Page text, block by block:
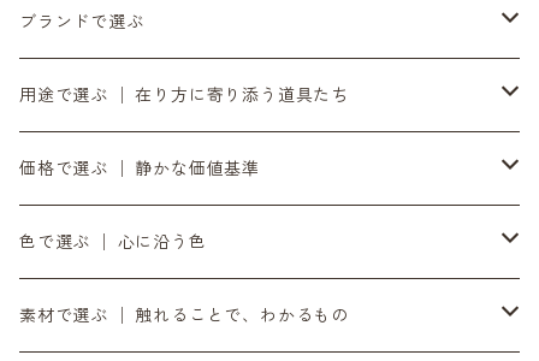
6月の入荷便り
7月の入荷便り
8月の入荷便り
10月の入荷便り
11月の入荷便り
ブランドで選ぶ
INASENA SOUNDS │ イナセナサウンズ
to UTAU │ うたうへ
OZOPS │ オズオプス
SANDPRODUCT │ サンドプロダクト
用途で選ぶ │ 在り方に寄り添う道具たち
持ち歩く道具 │ バッグ・財布・ポーチ・スマホストラップ
軸をととのえる │ 時計・ベルト
書く・置く・添える │ ペン立て・コースター
価格で選ぶ │ 静かな価値基準
気負わず選ぶ │ 〜¥9,999
日々に添える │ ¥10,000〜¥19,999
色で選ぶ │ 心に沿う色
黒
素材で選ぶ │ 触れることで、わかるもの